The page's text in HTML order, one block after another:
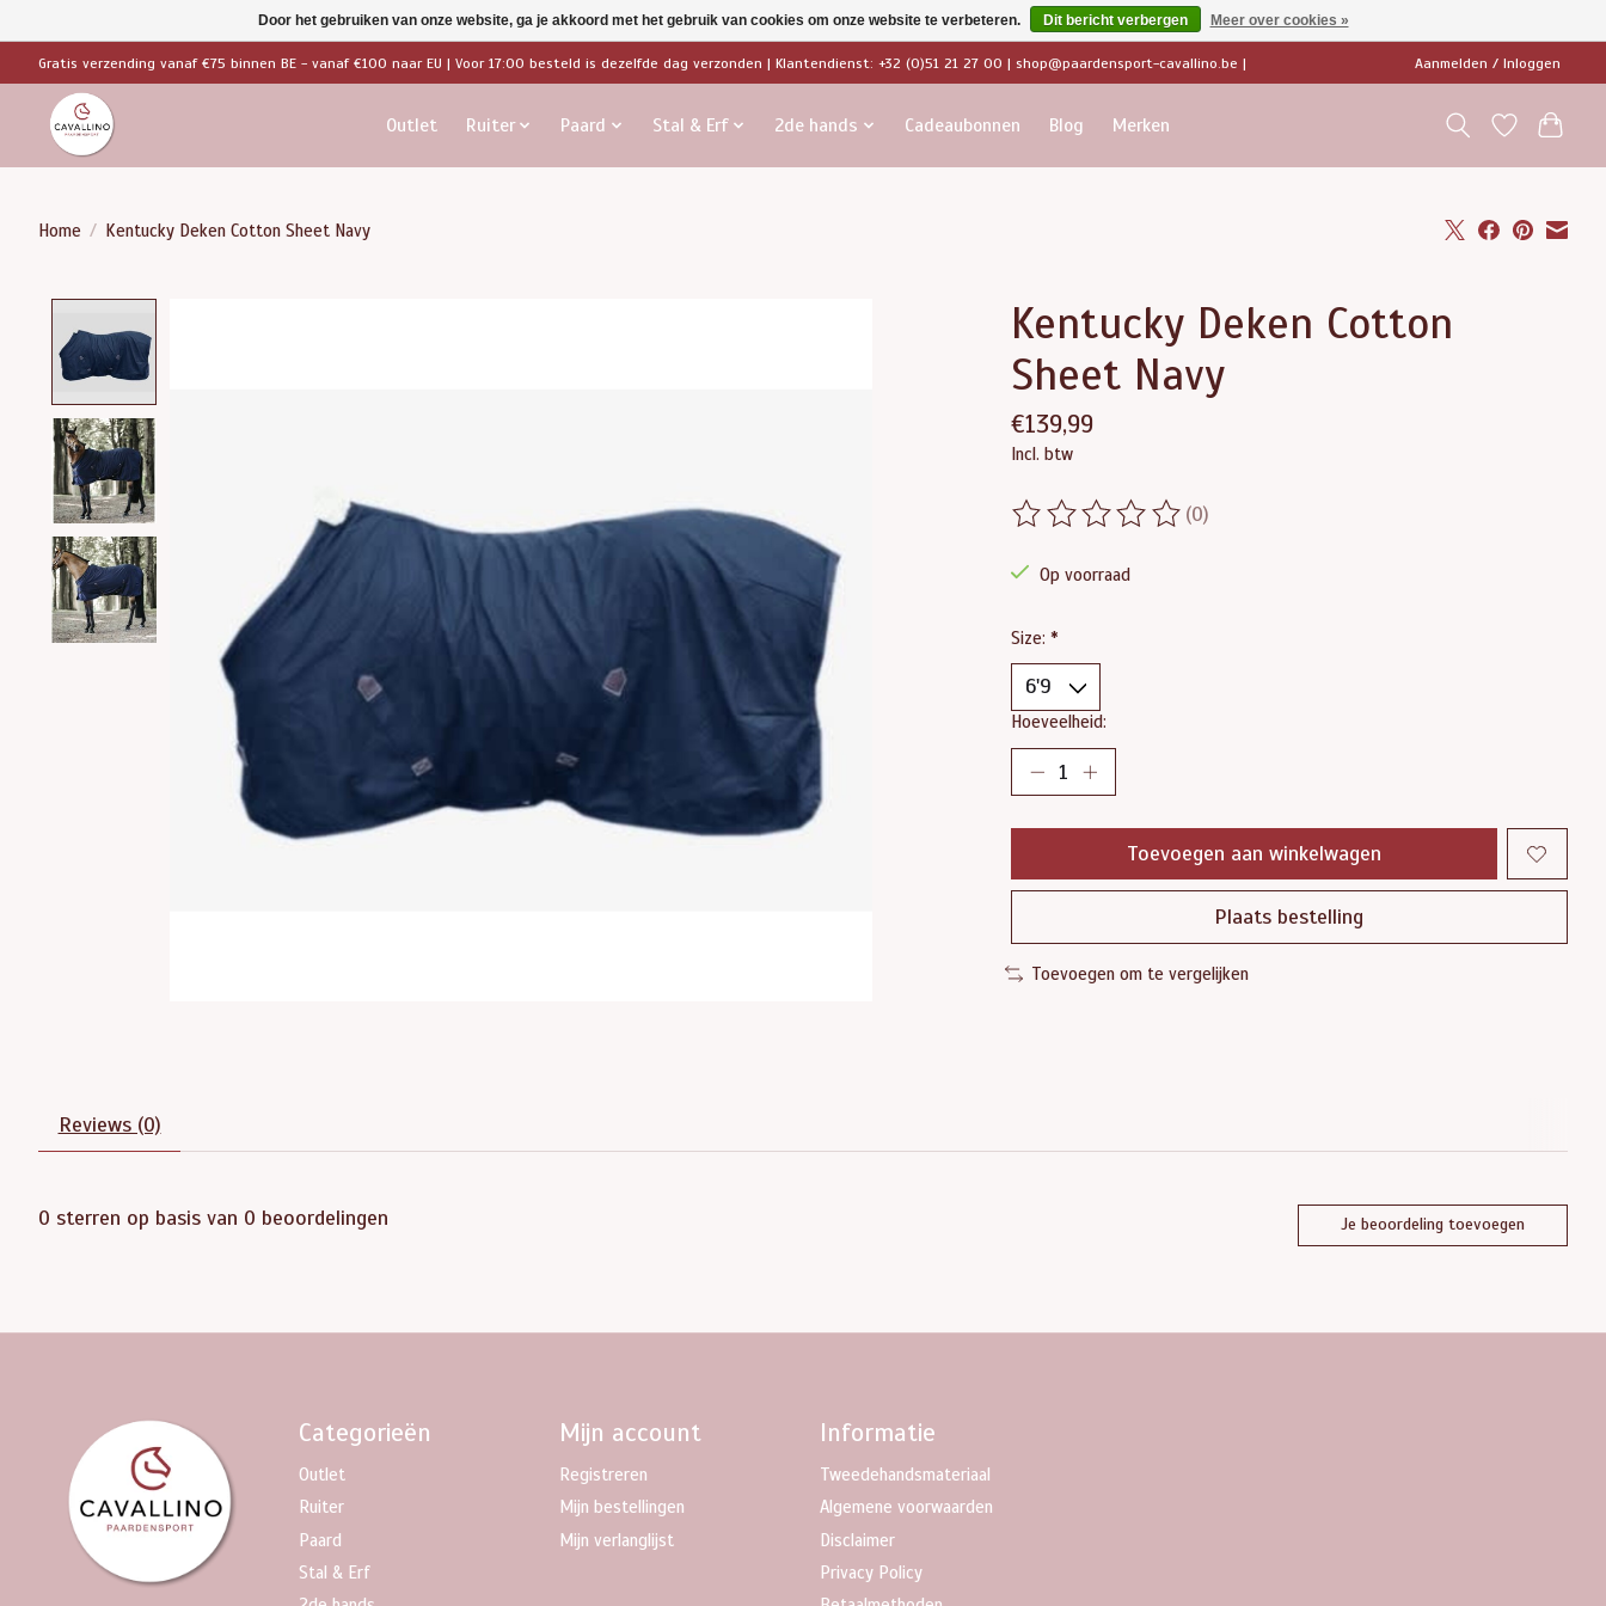
Gratis verzending vanaf €75 binnen BE - vanaf €100 naar EU | Voor 17:00 besteld is dezelfde dag verzonden | Klantendienst: +32 (0)51 21 27 00 | shop@paardensport-cavallino.be | Aanmelden / Inloggen
Outlet Ruiter Paard Stal & Erf 2de hands Cadeaubonnen Blog Merken
Home / Kentucky Deken Cotton Sheet Navy
Kentucky Deken Cotton
Sheet Navy
€139,99
Incl. btw
De beoordeling van dit product is
(0)
Op voorraad
Size: *
Hoeveelheid:
Toevoegen aan winkelwagen
Plaats bestelling
Toevoegen om te vergelijken
Reviews (0)
0 sterren op basis van 0 beoordelingen Je beoordeling toevoegen
Categorieën
Outlet
Ruiter
Paard
Stal & Erf
Mijn account
Registreren
Mijn bestellingen
Mijn verlanglijst
Informatie
Tweedehandsmateriaal
Algemene voorwaarden
Disclaimer
Privacy Policy
Door het gebruiken van onze website, ga je akkoord met het gebruik van cookies om onze website te verbeteren. Dit bericht verbergen Meer over cookies »